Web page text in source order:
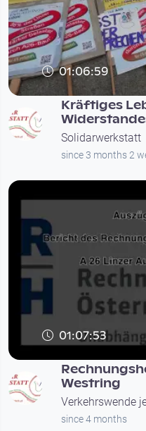
01:06:59
Kräftiges
Solidarwerkstatt
since 3 months 2
01:07:53
Westring
Verkehrswende
since 4 months